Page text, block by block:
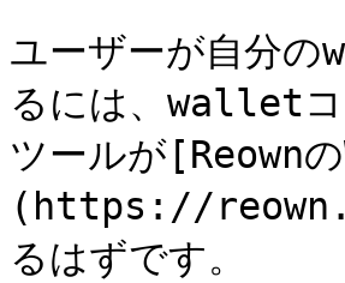
ユーザーが自分
るには、walletコ
ツールが
(https://
るはずです。